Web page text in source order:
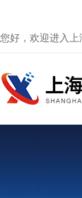
您好，欢迎进入上